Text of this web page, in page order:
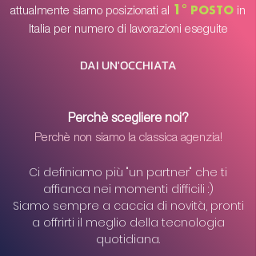
attualmente siamo posizionati al 1° POSTO in
Italia per numero di lavorazioni eseguite
DAI UN'OCCHIATA
Perchè scegliere noi?
Perchè non siamo la classica agenzia!
Ci definiamo più "un partner" che ti
affianca nei momenti difficili :)
Siamo sempre a caccia di novità, pronti
a offrirti il meglio della tecnologia
quotidiana.